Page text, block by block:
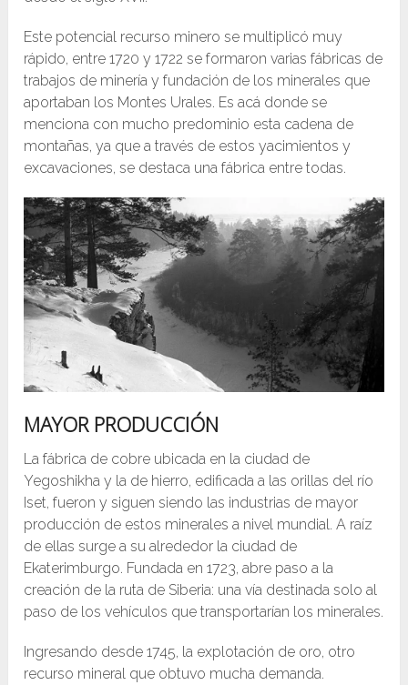
Este potencial recurso minero se multiplicó muy
rápido, entre 1720 y 1722 se formaron varias fábricas de
trabajos de minería y fundación de los minerales que
aportaban los Montes Urales. Es acá donde se
menciona con mucho predominio esta cadena de
montañas, ya que a través de estos yacimientos y
excavaciones, se destaca una fábrica entre todas.
MAYOR PRODUCCIÓN
La fábrica de cobre ubicada en la ciudad de
Yegoshikha y la de hierro, edificada a las orillas del río
Iset, fueron y siguen siendo las industrias de mayor
producción de estos minerales a nivel mundial. A raíz
de ellas surge a su alrededor la ciudad de
Ekaterimburgo. Fundada en 1723, abre paso a la
creación de la ruta de Siberia: una vía destinada solo al
paso de los vehículos que transportarían los minerales.
Ingresando desde 1745, la explotación de oro, otro
recurso mineral que obtuvo mucha demanda.